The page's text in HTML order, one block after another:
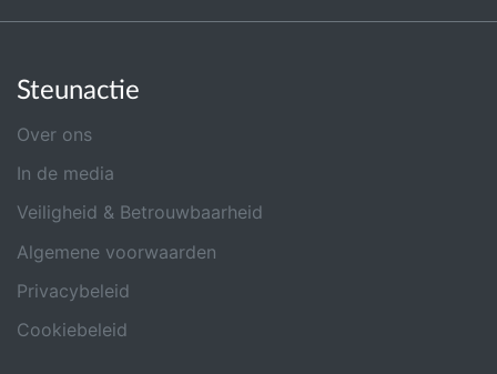
Steunactie
Over ons
In de media
Veiligheid & Betrouwbaarheid
Algemene voorwaarden
Privacybeleid
Cookiebeleid